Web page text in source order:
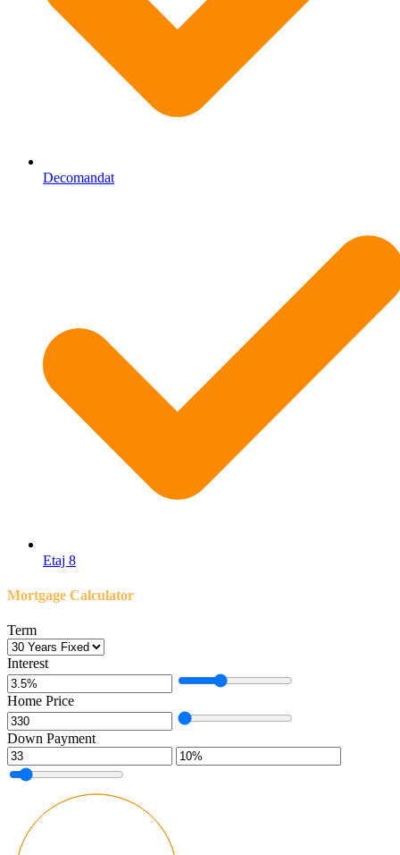
Decomandat
Etaj 8
Mortgage Calculator
Term
Interest
Home Price
Down Payment